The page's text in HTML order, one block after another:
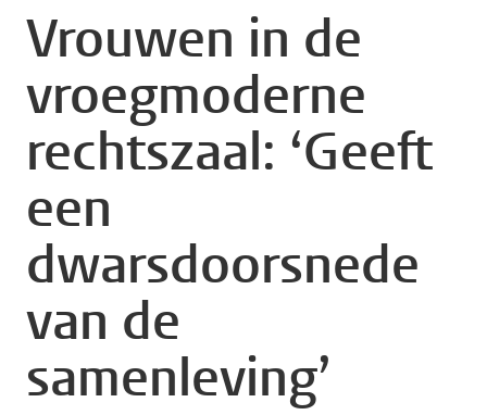
Vrouwen in de
vroegmoderne
rechtszaal: ‘Geeft
een
dwarsdoorsnede
van de
samenleving’